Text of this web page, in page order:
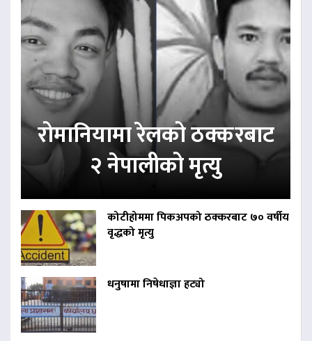
रोमानियामा रेलको ठक्करबाट
२ नेपालीको मृत्यु
कोटीहोममा पिकअपको ठक्करबाट ७० वर्षीय
वृद्धको मृत्यु
धनुषामा निषेधाज्ञा हट्यो